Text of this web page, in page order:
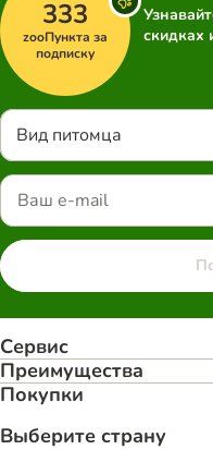
333
zooПункта за
подписку
скидках
Вид питомца
Сервис
Преимуществa
Покупки
Выберите страну